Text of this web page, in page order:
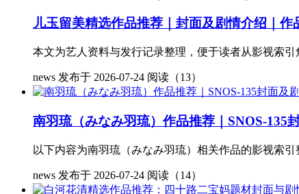
儿玉留美精选作品推荐｜封面及剧情介绍｜作
本文为艺人资料与发行记录整理，便于读者从影视索
news 发布于 2026-07-24 阅读（13）
南羽琉（みなみ羽琉）作品推荐｜SNOS-135
以下内容为南羽琉（みなみ羽琉）相关作品的影视索
news 发布于 2026-07-24 阅读（14）